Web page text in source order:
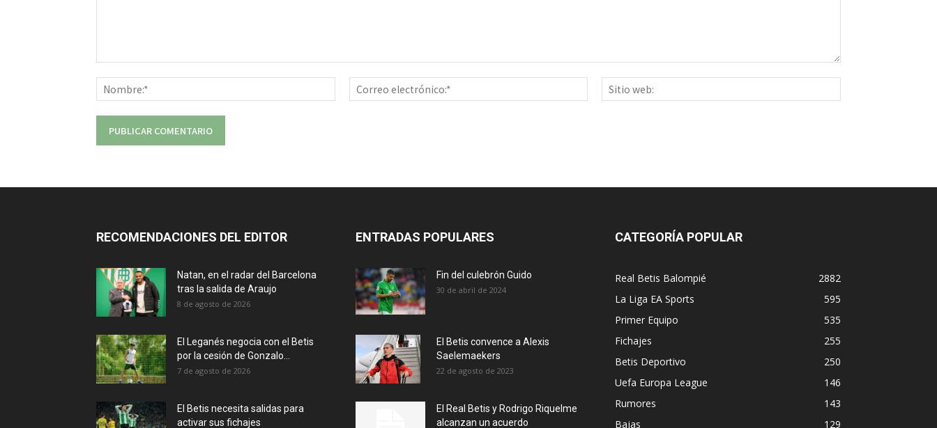
Nombre:*
Correo
electrónico:*
web:
RECOMENDACIONES DEL EDITOR
Natan, en el radar del Barcelona
tras la salida de Araujo
8 de agosto de 2026
El Leganés negocia con el Betis
por la cesión de Gonzalo...
7 de agosto de 2026
El Betis necesita salidas para
activar sus fichajes
ENTRADAS POPULARES
Fin del culebrón Guido
30 de abril de 2024
El Betis convence a Alexis
Saelemaekers
22 de agosto de 2023
El Real Betis y Rodrigo Riquelme
alcanzan un acuerdo
CATEGORÍA POPULAR
Real Betis Balompié
2882
La Liga EA Sports
595
Primer Equipo
535
Fichajes
255
Betis Deportivo
250
Uefa Europa League
146
Rumores
143
Bajas
129